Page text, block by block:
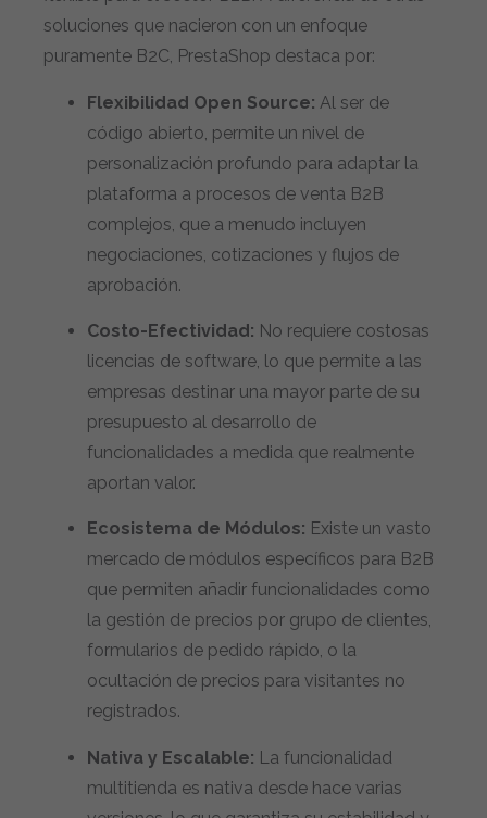
soluciones que nacieron con un enfoque
puramente B2C, PrestaShop destaca por:
Flexibilidad Open Source: Al ser de
código abierto, permite un nivel de
personalización profundo para adaptar la
plataforma a procesos de venta B2B
complejos, que a menudo incluyen
negociaciones, cotizaciones y flujos de
aprobación.
Costo-Efectividad: No requiere costosas
licencias de software, lo que permite a las
empresas destinar una mayor parte de su
presupuesto al desarrollo de
funcionalidades a medida que realmente
aportan valor.
Ecosistema de Módulos: Existe un vasto
mercado de módulos específicos para B2B
que permiten añadir funcionalidades como
la gestión de precios por grupo de clientes,
formularios de pedido rápido, o la
ocultación de precios para visitantes no
registrados.
Nativa y Escalable: La funcionalidad
multitienda es nativa desde hace varias